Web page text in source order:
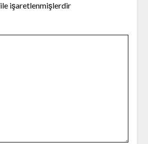
ile işaretlenmişlerdir